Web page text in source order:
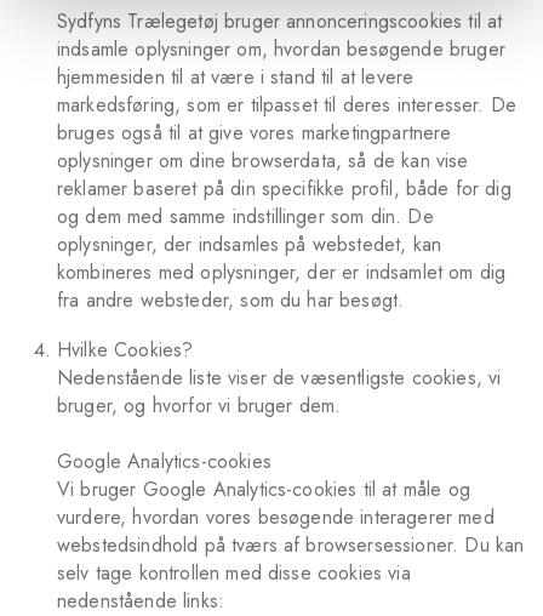
Sydfyns Trælegetøj bruger annonceringscookies til at
indsamle oplysninger om, hvordan besøgende bruger
hjemmesiden til at være i stand til at levere
markedsføring, som er tilpasset til deres interesser. De
bruges også til at give vores marketingpartnere
oplysninger om dine browserdata, så de kan vise
reklamer baseret på din specifikke profil, både for dig
og dem med samme indstillinger som din. De
oplysninger, der indsamles på webstedet, kan
kombineres med oplysninger, der er indsamlet om dig
fra andre websteder, som du har besøgt.
Hvilke Cookies?
Nedenstående liste viser de væsentligste cookies, vi
bruger, og hvorfor vi bruger dem.
Google Analytics-cookies
Vi bruger Google Analytics-cookies til at måle og
vurdere, hvordan vores besøgende interagerer med
webstedsindhold på tværs af browsersessioner. Du kan
selv tage kontrollen med disse cookies via
nedenstående links: